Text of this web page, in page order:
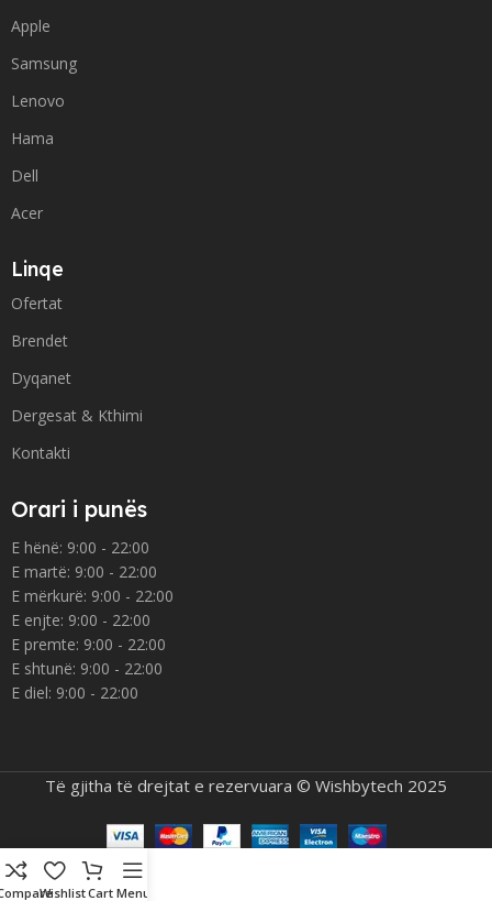
Apple
Samsung
Lenovo
Hama
Dell
Acer
Linqe
Ofertat
Brendet
Dyqanet
Dergesat & Kthimi
Kontakti
Orari i punës
E hënë: 9:00 - 22:00
E martë: 9:00 - 22:00
E mërkurë: 9:00 - 22:00
E enjte: 9:00 - 22:00
E premte: 9:00 - 22:00
E shtunë: 9:00 - 22:00
E diel: 9:00 - 22:00
Të gjitha të drejtat e rezervuara © Wishbytech 2025
WishlistCart Menu